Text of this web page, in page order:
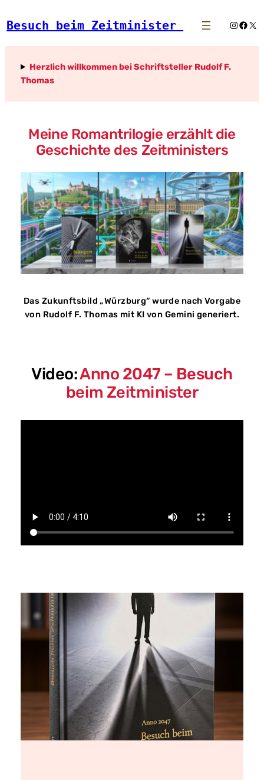
Inhalt
Besuch beim Zeitminister X
Herzlich willkommen bei Schriftsteller Rudolf F.
Thomas
Meine Romantrilogie erzählt die
Geschichte des Zeitministers
Das Zukunftsbild „Würzburg“ wurde nach Vorgabe
von Rudolf F. Thomas mit KI von Gemini generiert.
Video:Anno 2047 – Besuch
beim Zeitminister